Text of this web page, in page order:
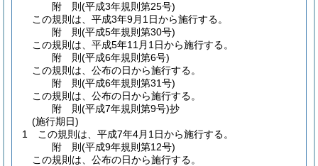
附 則(平成3年規則第25号)
この規則は、平成3年9月1日から施行する。
附 則(平成5年規則第30号)
この規則は、平成5年11月1日から施行する。
附 則(平成6年規則第6号)
この規則は、公布の日から施行する。
附 則(平成6年規則第31号)
この規則は、公布の日から施行する。
附 則(平成7年規則第9号)抄
(施行期日)
1
この規則は、平成7年4月1日から施行する。
附 則(平成9年規則第12号)
この規則は、公布の日から施行する。